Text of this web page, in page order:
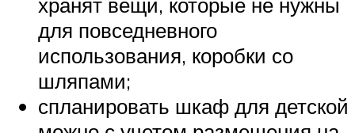
хранят вещи, которые не нужны
для повседневного
использования, коробки со
шляпами;
спланировать шкаф для детской